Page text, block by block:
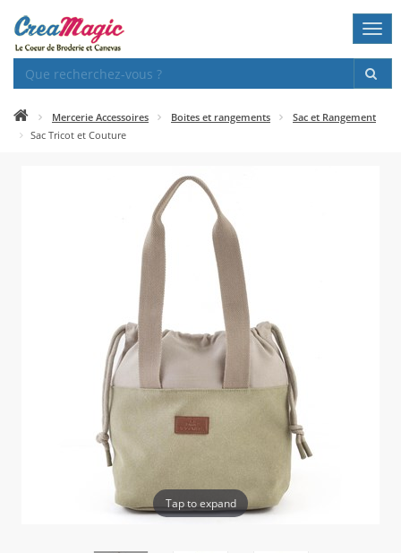
Mercerie Accessoires Boites et rangements
Sac et Rangement
Sac Tricot et Couture
Tap to expand